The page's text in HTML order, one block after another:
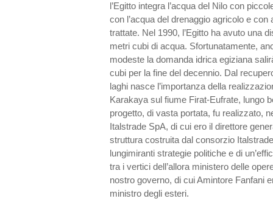
l’Egitto integra l’acqua del Nilo con
con l’acqua del drenaggio agricolo e
trattate. Nel 1990, l’Egitto ha avuto una
metri cubi di acqua. Sfortunatamente,
modeste la domanda idrica egiziana
cubi per la fine del decennio. Dal
laghi nasce l’importanza della
Karakaya sul fiume Firat-Eufrate, lungo
progetto, di vasta portata, fu realizzato,
Italstrade SpA, di cui ero il direttore
struttura costruita dal consorzio
lungimiranti strategie politiche e di
tra i vertici dell’allora ministero delle
nostro governo, di cui Amintore Fanfani
ministro degli esteri.